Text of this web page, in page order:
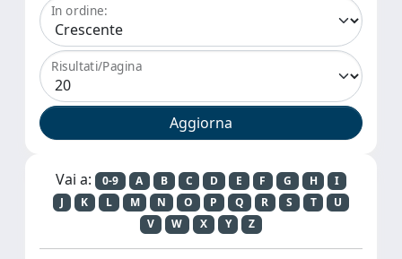
In ordine:
Risultati/Pagina
Vai a: 0-9 A B C D E F G H
I
J
K L M N O P Q R S T
U
V
W X Y Z